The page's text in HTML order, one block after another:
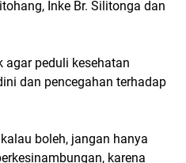
Inke Br. Silitonga dan
agar peduli kesehatan
dan pencegahan terhadap
boleh, jangan hanya
karena